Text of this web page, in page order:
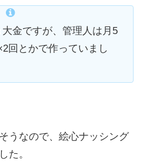
金ですが、管理人は月5
回とかで作っていまし
うなので、絵心ナッシング
た。